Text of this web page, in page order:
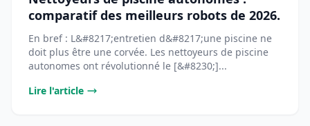
comparatif des meilleurs robots de 2026.
En bref : L&#8217;entretien d&#8217;une piscine ne
doit plus être une corvée. Les nettoyeurs de piscine
autonomes ont révolutionné le [&#8230;]...
Lire l'article